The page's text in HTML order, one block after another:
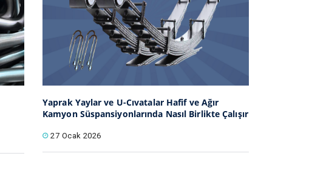
Yaprak Yaylar ve U-Cıvatalar Hafif ve Ağır
Kamyon Süspansiyonlarında Nasıl Birlikte Çalışır
27 Ocak 2026